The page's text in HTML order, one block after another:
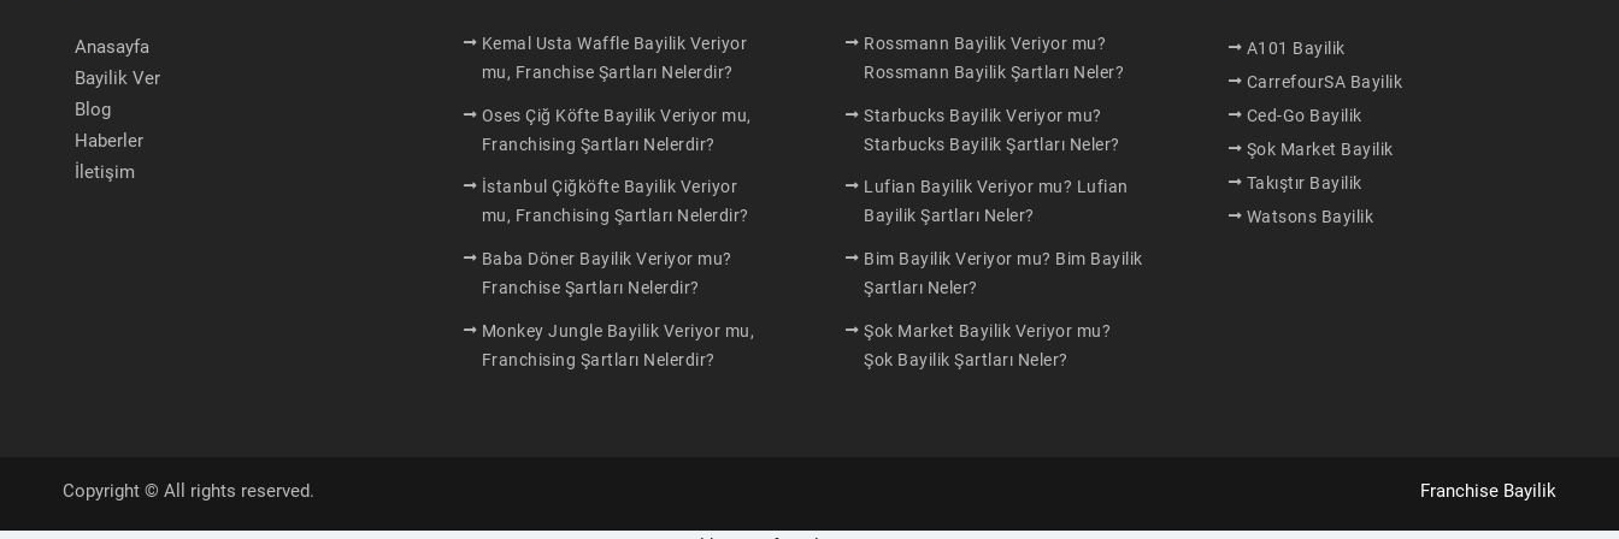
Anasayfa
Bayilik Ver
Blog
Haberler
İletişim
Kemal Usta Waffle Bayilik Veriyor
mu, Franchise Şartları Nelerdir?
Oses Çiğ Köfte Bayilik Veriyor mu,
Franchising Şartları Nelerdir?
İstanbul Çiğköfte Bayilik Veriyor
mu, Franchising Şartları Nelerdir?
Baba Döner Bayilik Veriyor mu?
Franchise Şartları Nelerdir?
Monkey Jungle Bayilik Veriyor mu,
Franchising Şartları Nelerdir?
Rossmann Bayilik Veriyor mu?
Rossmann Bayilik Şartları Neler?
Starbucks Bayilik Veriyor mu?
Starbucks Bayilik Şartları Neler?
Lufian Bayilik Veriyor mu? Lufian
Bayilik Şartları Neler?
Bim Bayilik Veriyor mu? Bim Bayilik
Şartları Neler?
Şok Market Bayilik Veriyor mu?
Şok Bayilik Şartları Neler?
A101 Bayilik
CarrefourSA Bayilik
Ced-Go Bayilik
Şok Market Bayilik
Takıştır Bayilik
Watsons Bayilik
Copyright © All rights reserved. Franchise Bayilik